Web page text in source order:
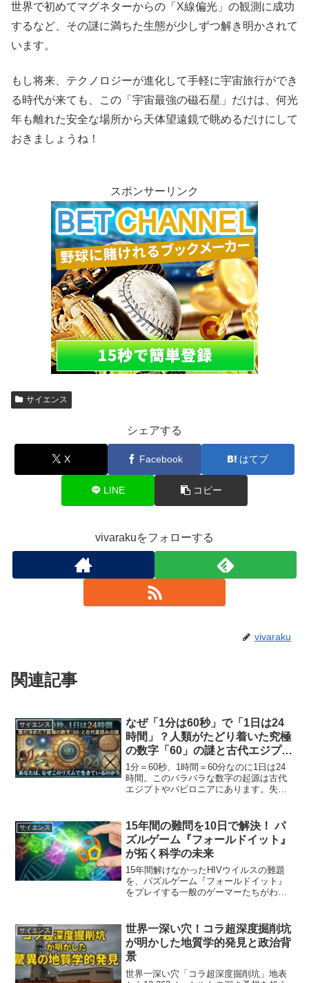
世界で初めてマグネターからの「X線偏光」の観測に成功
するなど、その謎に満ちた生態が少しずつ解き明かされて
います。
もし将来、テクノロジーが進化して手軽に宇宙旅行ができ
る時代が来ても、この「宇宙最強の磁石星」だけは、何光
年も離れた安全な場所から天体望遠鏡で眺めるだけにして
おきましょうね！
スポンサーリンク
サイエンス
シェアする
X Facebook はてブ
LINE コピー
vivarakuをフォローする
vivaraku
関連記事
サイエンス
なぜ「1分は60秒」で「1日は24
時間」？人類がたどり着いた究極
の数字「60」の謎と古代エジプト
の知恵
1分＝60秒、1時間＝60分なのに1日は24
時間。このバラバラな数字の起源は古代
エジプトやバビロニアにあります。失敗
す。
サイエンス
15年間の難問を10日で解決！ パ
ズルゲーム『フォールドイット』
が拓く科学の未来
15年間解けなかったHIVウイルスの難題
を、パズルゲーム『フォールドイット』
をプレイする一般のゲーマーたちがわず
サイエンス
世界一深い穴！コラ超深度掘削坑
が明かした地質学的発見と政治背
景
世界一深い穴「コラ超深度掘削坑」地表